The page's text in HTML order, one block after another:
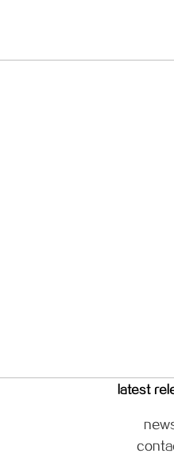
latest